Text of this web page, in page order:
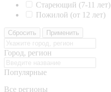
Стареющий (7-11 лет)
Пожилой (от 12 лет)
Сбросить Применить
Город, регион
Популярные
Все регионы